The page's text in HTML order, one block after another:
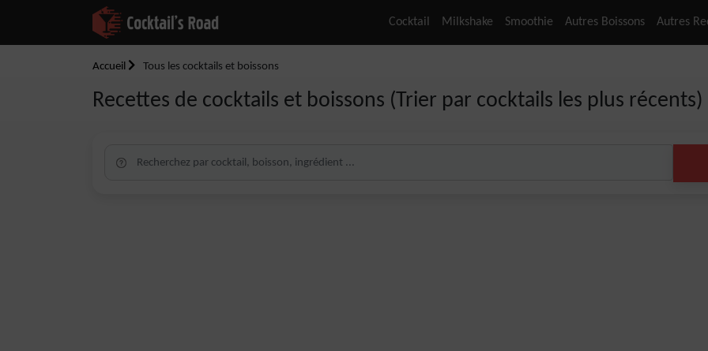
Cocktail Milkshake Smoothie Autres Boissons Autres
Accueil Tous les cocktails et boissons
Recettes de cocktails et boissons (Trier par cocktails les plus récents)